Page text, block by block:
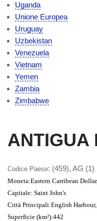
Uganda
Unione Europea
Uruguay
Uzbekistan
Venezuela
Vietnam
Yemen
Zambia
Zimbabwe
ANTIGUA
Codice Paese: (459), AG (1)
Moneta:Eastern Carribean
Capitale: Saint John's
Città Principali:English
Superficie (km²):442